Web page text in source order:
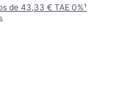
de 43,33 € TAE 0%¹